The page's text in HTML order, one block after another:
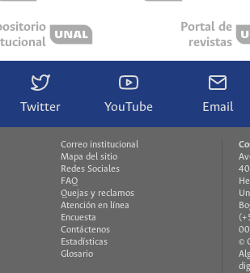
Portal de
revistas
Twitter YouTube Email
Correo institucional
Mapa del sitio
Redes Sociales
FAQ
Quejas y reclamos
Atención en línea
Encuesta
Contáctenos
Estadísticas
Glosario
©